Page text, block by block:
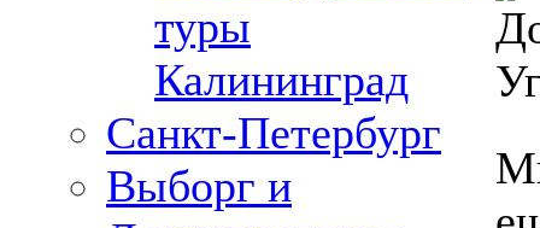
туры
Калининград
Санкт-Петербург
Выборг и